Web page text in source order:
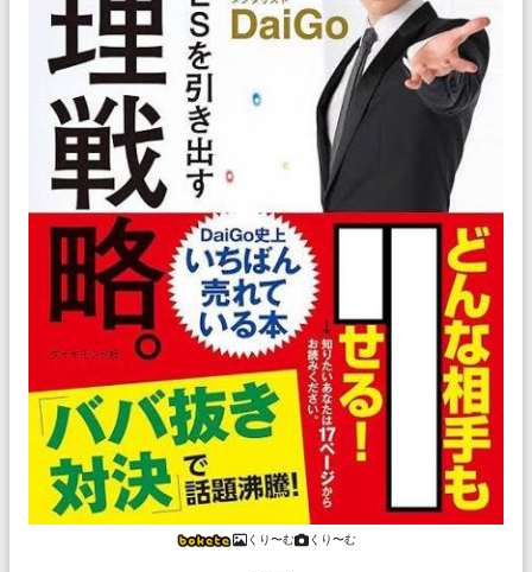
くり〜む くり〜む